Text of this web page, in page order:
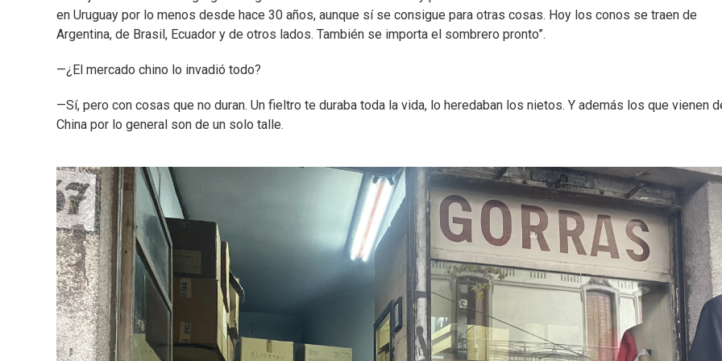
en Uruguay por lo menos desde hace 30 años, aunque sí se consigue para otras cosas. Hoy los conos se traen de
Argentina, de Brasil, Ecuador y de otros lados. También se importa el sombrero pronto”.
—¿El mercado chino lo invadió todo?
—Sí, pero con cosas que no duran. Un fieltro te duraba toda la vida, lo heredaban los nietos. Y además los que vienen
China por lo general son de un solo talle.